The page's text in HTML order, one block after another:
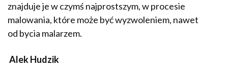
znajduje je w czymś najprostszym, w procesie
malowania, które może być wyzwoleniem, nawet
od bycia malarzem.
Alek Hudzik